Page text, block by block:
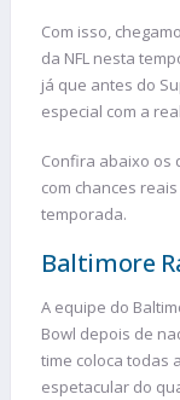
Com isso,
da NFL nesta
já que antes do
especial com a
Confira abaixo os
com chances
temporada.
Baltimore
A equipe do
Bowl depois de
time coloca todas
espetacular do